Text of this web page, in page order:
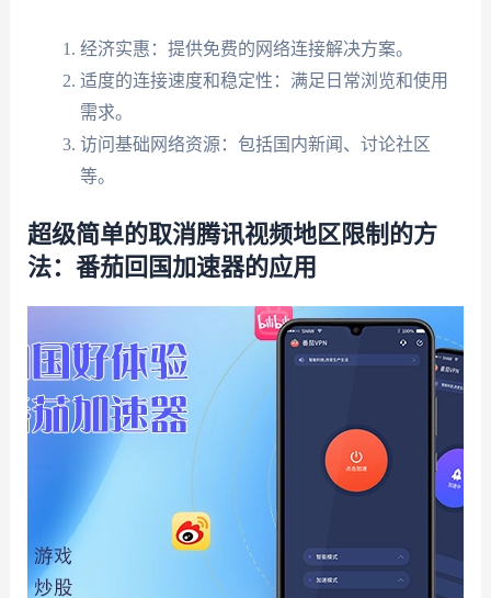
经济实惠：提供免费的网络连接解决方案。
适度的连接速度和稳定性：满足日常浏览和使用
需求。
访问基础网络资源：包括国内新闻、讨论社区
等。
超级简单的取消腾讯视频地区限制的方
法：番茄回国加速器的应用